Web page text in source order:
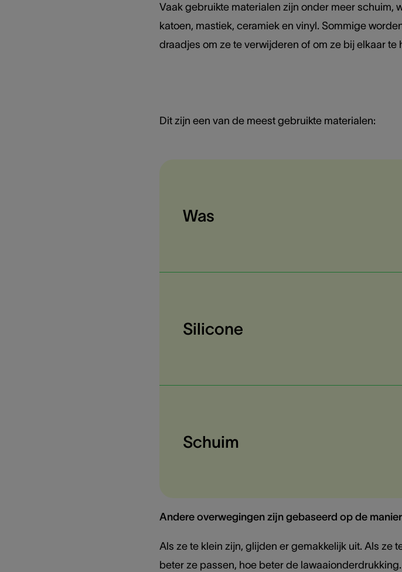
Vaak gebruikte materialen zijn onder meer schuim,
katoen, mastiek, ceramiek en vinyl. Sommige
draadjes om ze te verwijderen of om ze bij elkaar
Dit zijn een van de meest gebruikte materialen:
Was
Silicone
Schuim
Andere overwegingen zijn gebaseerd op de
Als ze te klein zijn, glijden er gemakkelijk uit. Als ze
beter ze passen, hoe beter de lawaaionderdrukking.